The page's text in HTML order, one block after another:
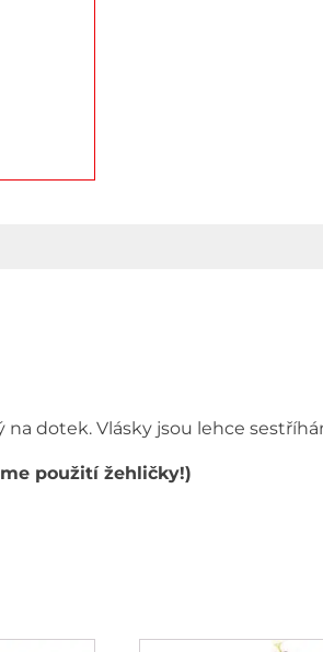
dotek. Vlásky jsou lehce
použití žehličky!)